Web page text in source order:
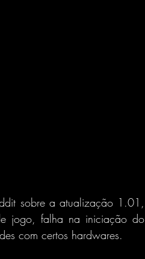
sobre a atualização 1.01,
jogo, falha na iniciação do
com certos hardwares.